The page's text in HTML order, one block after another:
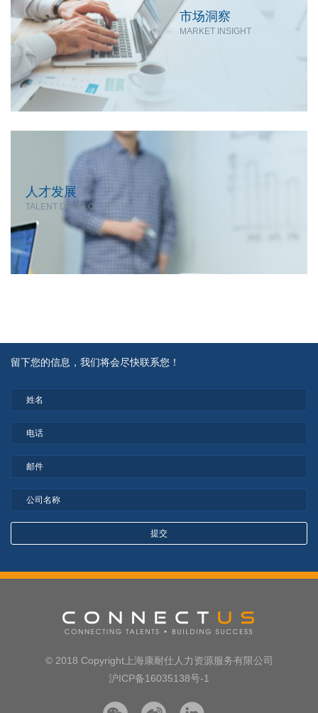
市场洞察
MARKET INSIGHT
人才发展
TALENT DEVELOPMENT
留下您的信息，我们将会尽快联系您！
© 2018 Copyright上海康耐仕人力资源服务有限公司
沪ICP备16035138号-1